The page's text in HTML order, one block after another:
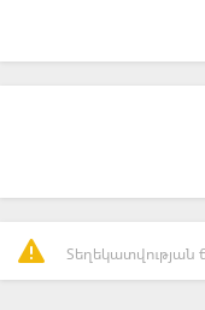
Տեղեկատվության